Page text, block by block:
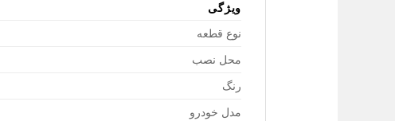
ویژگی
نوع قطعه
محل نصب
رنگ
مدل خودرو